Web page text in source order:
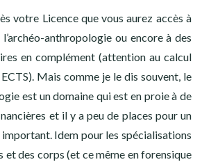
votre Licence que vous aurez accès à
anthropologie ou encore à des
en complément (attention au calcul
Mais comme je le dis souvent, le
est un domaine qui est en proie à de
et il y a peu de places pour un
Idem pour les spécialisations
et des corps (et ce même en forensique